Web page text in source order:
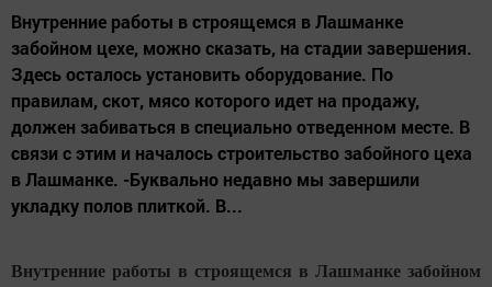
Внутренние работы в строящемся в Лашманке
забойном цехе, можно сказать, на стадии завершения.
Здесь осталось установить оборудование. По
правилам, скот, мясо которого идет на продажу,
должен забиваться в специально отведенном месте. В
связи с этим и началось строительство забойного цеха
в Лашманке. -Буквально недавно мы завершили
укладку полов плиткой. В...
Внутренние работы в строящемся в Лашманке забойном